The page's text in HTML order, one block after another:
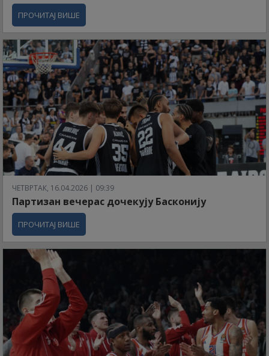
ПРОЧИТАЈ ВИШЕ
ЧЕТВРТАК, 16.04.2026 | 09:39
Партизан вечерас дочекују Басконију
ПРОЧИТАЈ ВИШЕ